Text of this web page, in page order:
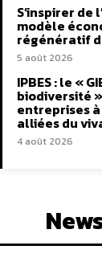
S’inspirer de
modèle
régénératif
5 août 2026
IPBES : le «
biodiversité
entreprises
alliées du
4 août 2026